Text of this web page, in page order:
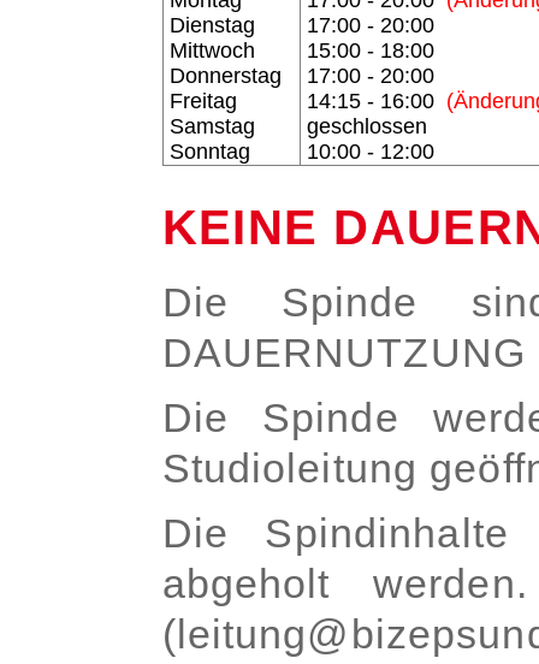
Dienstag
17:00 - 20:00
Mittwoch
15:00 - 18:00
Donnerstag
17:00 - 20:00
Freitag
14:15 - 16:00
Samstag
geschlossen
Sonntag
10:00 - 12:00
KEINE
Die Spinde
Die Spinde
Studioleitung
Die
abgeholt